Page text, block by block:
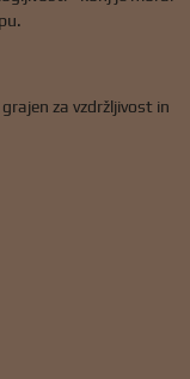
za vzdržljivost in